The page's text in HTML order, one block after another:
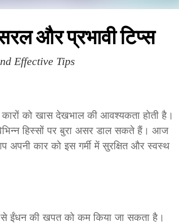
और प्रभावी टिप्स
Effective Tips
को खास देखभाल की आवश्यकता होती है।
हिस्सों पर बुरा असर डाल सकते हैं। आज
कार को इस गर्मी में सुरक्षित और स्वस्थ
से ईंधन की खपत को कम किया जा सकता है।